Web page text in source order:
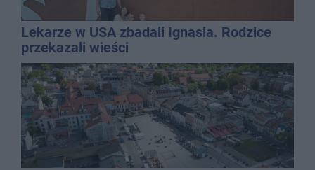
Lekarze w USA zbadali Ignasia. Rodzice
przekazali wieści